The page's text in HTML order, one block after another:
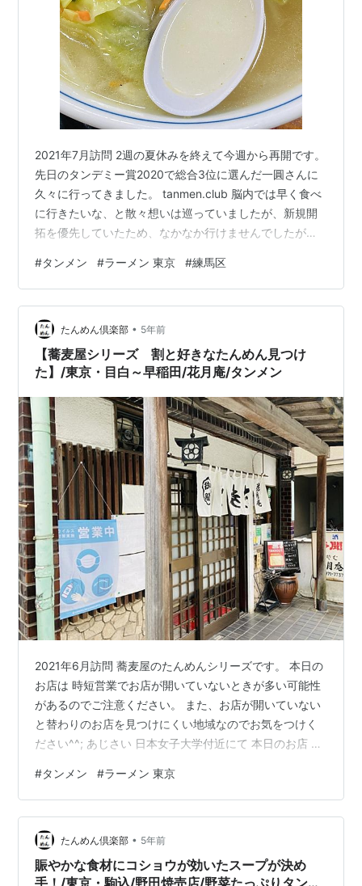
2021年7月訪問 2週の夏休みを終えて今週から再開です。
先日のタンデミー賞2020で総合3位に選んだ一圓さんに
久々に行ってきました。 tanmen.club 脳内では早く食べ
に行きたいな、と散々想いは巡っていましたが、新規開
拓を優先していたため、なかなか行けませんでしたが、
ことで、一圓さん、3度目の登場です。 もはや味覚チェ
ックも兼ねてます。もし、ここのたんめんを「美味しく
ない」と感じるようになったのなら、それは、自分の味
覚が変化したんだなあ、と。 外観（再掲） それにして
も・・・あれ？いつの間にか公式HPが開設されてまんが
な。 www…
#タンメン #ラーメン 東京 #練馬区
たんめん倶楽部 • 5年前
【蕎麦屋シリーズ 割と好きなたんめん見つけ
た】/東京・目白～早稲田/花月庵/タンメン
2021年6月訪問 蕎麦屋のたんめんシリーズです。 本日の
お店は 時短営業でお店が開いていないときが多い可能性
があるのでご注意ください。 また、お店が開いていない
と替わりのお店を見つけにくい地域なのでお気をつけく
ださい^^; あじさい 日本女子大学付近にて 本日のお店 さ
はなんとも説明しづらいところにあります。 外観 目白と
いうか早稲田というかそんなあたりの住宅街にありま
す。さくらトラムの面影橋駅・早稲田駅が近いです。 JR
目白駅や高田馬場駅、副都心線の雑司ヶ谷駅からだとボ
チボチ距離はあります。 それにしてもこの辺りはなかな
か雰囲気がよいです…
#タンメン #ラーメン 東京
たんめん倶楽部 • 5年前
賑やかな食材にコショウが効いたスープが決め